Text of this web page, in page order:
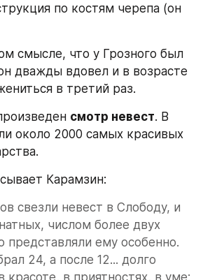
по костям черепа (он
смысле, что у Грозного был
дважды вдовел и в возрасте
в третий раз.
смотр невест. В
около 2000 самых красивых
Карамзин:
свезли невест в Слободу, и
числом более двух
представляли ему особенно.
24, а после 12... долго